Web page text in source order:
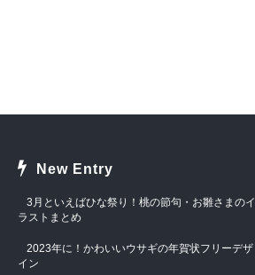
New Entry
3月といえばひな祭り！桃の節句・お雛さまのイ
ラストまとめ
2023年に！かわいいウサギの年賀状フリーデザ
イン